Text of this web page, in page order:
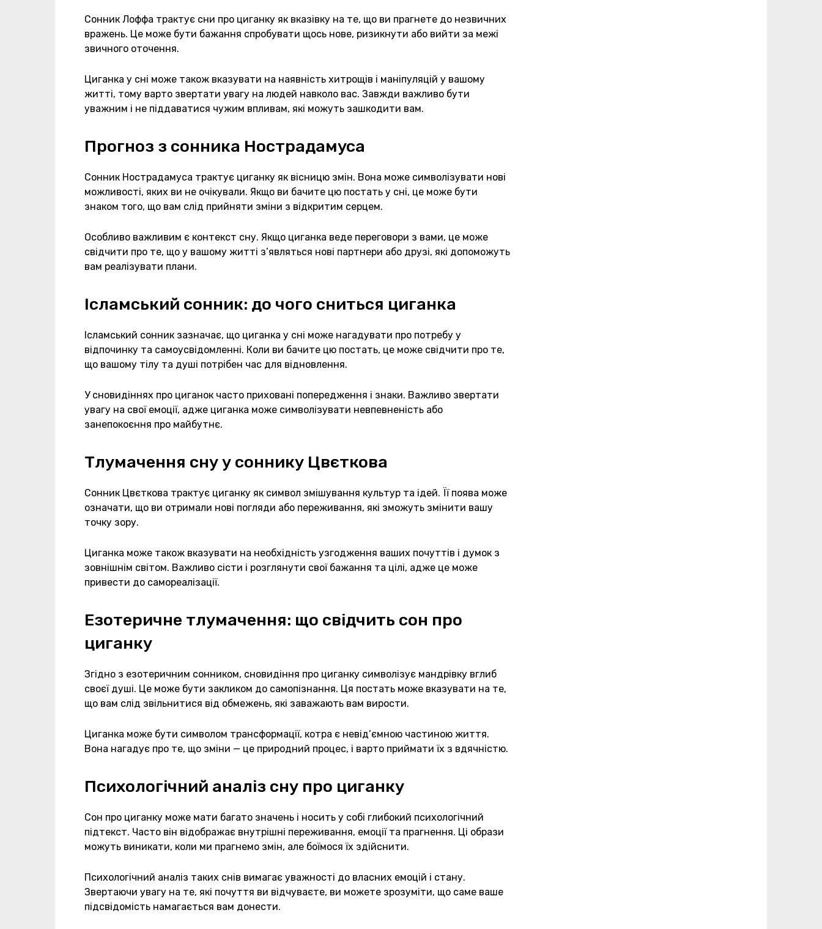
Сонник Лоффа трактує сни про циганку як вказівку на те, що ви прагнете до незвичних
вражень. Це може бути бажання спробувати щось нове, ризикнути або вийти за межі
звичного оточення.
Циганка у сні може також вказувати на наявність хитрощів і маніпуляцій у вашому
житті, тому варто звертати увагу на людей навколо вас. Завжди важливо бути
уважним і не піддаватися чужим впливам, які можуть зашкодити вам.
Прогноз з сонника Нострадамуса
Сонник Нострадамуса трактує циганку як вісницю змін. Вона може символізувати нові
можливості, яких ви не очікували. Якщо ви бачите цю постать у сні, це може бути
знаком того, що вам слід прийняти зміни з відкритим серцем.
Особливо важливим є контекст сну. Якщо циганка веде переговори з вами, це може
свідчити про те, що у вашому житті з’являться нові партнери або друзі, які допоможуть
вам реалізувати плани.
Ісламський сонник: до чого сниться циганка
Ісламський сонник зазначає, що циганка у сні може нагадувати про потребу у
відпочинку та самоусвідомленні. Коли ви бачите цю постать, це може свідчити про те,
що вашому тілу та душі потрібен час для відновлення.
У сновидіннях про циганок часто приховані попередження і знаки. Важливо звертати
увагу на свої емоції, адже циганка може символізувати невпевненість або
занепокоєння про майбутнє.
Тлумачення сну у соннику Цвєткова
Сонник Цвєткова трактує циганку як символ змішування культур та ідей. Її поява може
означати, що ви отримали нові погляди або переживання, які зможуть змінити вашу
точку зору.
Циганка може також вказувати на необхідність узгодження ваших почуттів і думок з
зовнішнім світом. Важливо сісти і розглянути свої бажання та цілі, адже це може
привести до самореалізації.
Езотеричне тлумачення: що свідчить сон про
циганку
Згідно з езотеричним сонником, сновидіння про циганку символізує мандрівку вглиб
своєї душі. Це може бути закликом до самопізнання. Ця постать може вказувати на те,
що вам слід звільнитися від обмежень, які заважають вам вирости.
Циганка може бути символом трансформації, котра є невід’ємною частиною життя.
Вона нагадує про те, що зміни — це природний процес, і варто приймати їх з вдячністю.
Психологічний аналіз сну про циганку
Сон про циганку може мати багато значень і носить у собі глибокий психологічний
підтекст. Часто він відображає внутрішні переживання, емоції та прагнення. Ці образи
можуть виникати, коли ми прагнемо змін, але боїмося їх здійснити.
Психологічний аналіз таких снів вимагає уважності до власних емоцій і стану.
Звертаючи увагу на те, які почуття ви відчуваєте, ви можете зрозуміти, що саме ваше
підсвідомість намагається вам донести.